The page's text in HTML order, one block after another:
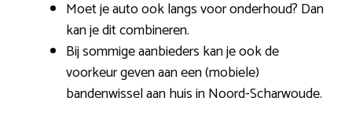
Moet je auto ook langs voor onderhoud? Dan
kan je dit combineren.
Bij sommige aanbieders kan je ook de
voorkeur geven aan een (mobiele)
bandenwissel aan huis in Noord-Scharwoude.